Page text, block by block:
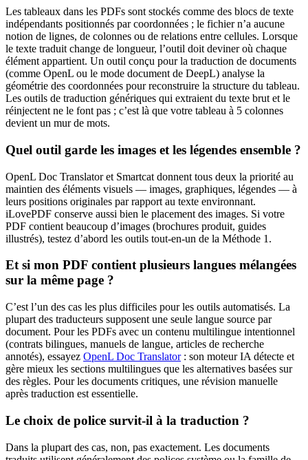
Les tableaux dans les PDFs sont stockés comme des blocs de texte
indépendants positionnés par coordonnées ; le fichier n’a aucune
notion de lignes, de colonnes ou de relations entre cellules. Lorsque
le texte traduit change de longueur, l’outil doit deviner où chaque
élément appartient. Un outil conçu pour la traduction de documents
(comme OpenL ou le mode document de DeepL) analyse la
géométrie des coordonnées pour reconstruire la structure du tableau.
Les outils de traduction génériques qui extraient du texte brut et le
réinjectent ne le font pas ; c’est là que votre tableau à 5 colonnes
devient un mur de mots.
Quel outil garde les images et les légendes ensemble ?
OpenL Doc Translator et Smartcat donnent tous deux la priorité au
maintien des éléments visuels — images, graphiques, légendes — à
leurs positions originales par rapport au texte environnant.
iLovePDF conserve aussi bien le placement des images. Si votre
PDF contient beaucoup d’images (brochures produit, guides
illustrés), testez d’abord les outils tout-en-un de la Méthode 1.
Et si mon PDF contient plusieurs langues mélangées
sur la même page ?
C’est l’un des cas les plus difficiles pour les outils automatisés. La
plupart des traducteurs supposent une seule langue source par
document. Pour les PDFs avec un contenu multilingue intentionnel
(contrats bilingues, manuels de langue, articles de recherche
annotés), essayez OpenL Doc Translator: son moteur IA détecte et
gère mieux les sections multilingues que les alternatives basées sur
des règles. Pour les documents critiques, une révision manuelle
après traduction est essentielle.
Le choix de police survit-il à la traduction ?
Dans la plupart des cas, non, pas exactement. Les documents